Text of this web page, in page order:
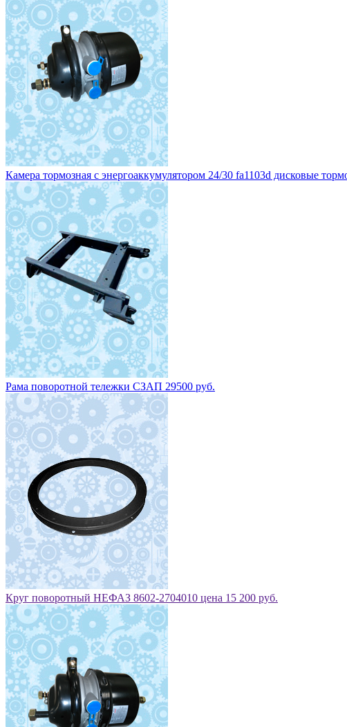
Камера тормозная с энергоаккумулятором 24/30 fa1103d дисковые
Рама поворотной тележки СЗАП 29500 руб.
Круг поворотный НЕФАЗ 8602-2704010 цена 15 200 руб.